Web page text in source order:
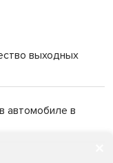
выходных
автомобиле в